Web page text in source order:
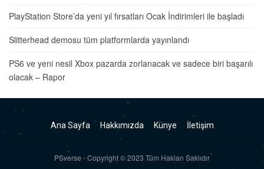
PlayStation Store’da yeni yıl fırsatları Ocak İndirimleri ile başladı
Slitterhead demosu tüm platformlarda yayınlandı
PS6 ve yeni nesil Xbox pazarda zorlanacak ve sadece biri başarılı
olacak – Rapor
Ana Sayfa Hakkımızda Künye İletişim
PSverse - Copyright © 2023 Tüm Hakları Saklıdır